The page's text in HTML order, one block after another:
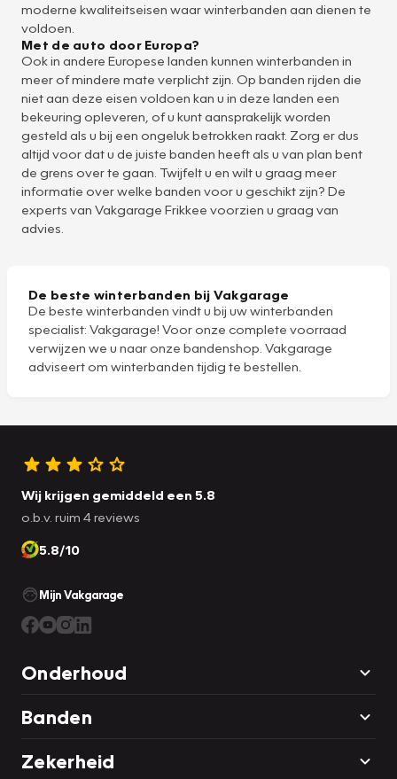
moderne kwaliteitseisen waar winterbanden aan dienen te
voldoen.
Met de auto door Europa?
Ook in andere Europese landen kunnen winterbanden in
meer of mindere mate verplicht zijn. Op banden rijden die
niet aan deze eisen voldoen kan u in deze landen een
bekeuring opleveren, of u kunt aansprakelijk worden
gesteld als u bij een ongeluk betrokken raakt. Zorg er dus
altijd voor dat u de juiste banden heeft als u van plan bent
de grens over te gaan. Twijfelt u en wilt u graag meer
informatie over welke banden voor u geschikt zijn? De
experts van Vakgarage Frikkee voorzien u graag van
advies.
De beste winterbanden bij Vakgarage
De beste winterbanden vindt u bij uw winterbanden
specialist: Vakgarage! Voor onze complete voorraad
verwijzen we u naar onze bandenshop. Vakgarage
adviseert om winterbanden tijdig te bestellen.
Wij krijgen gemiddeld een 5.8
o.b.v. ruim 4 reviews
5.8/10
Mijn Vakgarage
Onderhoud
Banden
Zekerheid